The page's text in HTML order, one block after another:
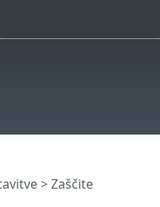
> Zaščite